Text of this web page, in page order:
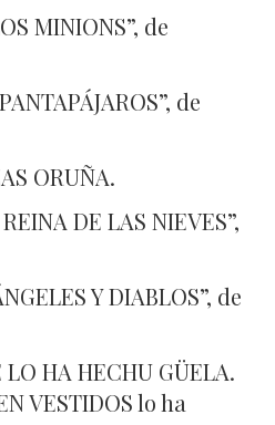
MINIONS”, de
de
ORUÑA.
DE LAS NIEVES”,
Y DIABLOS”, de
HA HECHU GÜELA.
VESTIDOS lo ha